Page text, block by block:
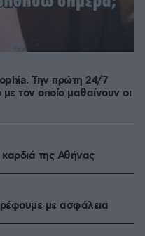
Την πρώτη 24/7
τον οποίο μαθαίνουν οι
καρδιά της Αθήνας
με ασφάλεια